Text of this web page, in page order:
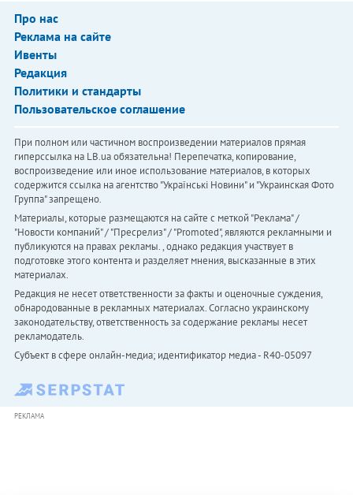
Про нас
Реклама на сайте
Ивенты
Редакция
Политики и стандарты
Пользовательское соглашение
При полном или частичном воспроизведении материалов прямая
гиперссылка на LB.ua обязательна! Перепечатка, копирование,
воспроизведение или иное использование материалов, в которых
содержится ссылка на агентство "Українськi Новини" и "Украинская Фото
Группа" запрещено.
Материалы, которые размещаются на сайте с меткой "Реклама" /
"Новости компаний" / "Пресрелиз" / "Promoted", являются рекламными и
публикуются на правах рекламы. , однако редакция участвует в
подготовке этого контента и разделяет мнения, высказанные в этих
материалах.
Редакция не несет ответственности за факты и оценочные суждения,
обнародованные в рекламных материалах. Согласно украинскому
законодательству, ответственность за содержание рекламы несет
рекламодатель.
Субъект в сфере онлайн-медиа; идентификатор медиа - R40-05097
РЕКЛАМА